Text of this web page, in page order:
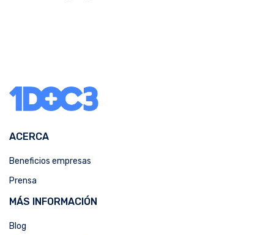
ACERCA
Beneficios empresas
Prensa
MÁS INFORMACIÓN
Blog